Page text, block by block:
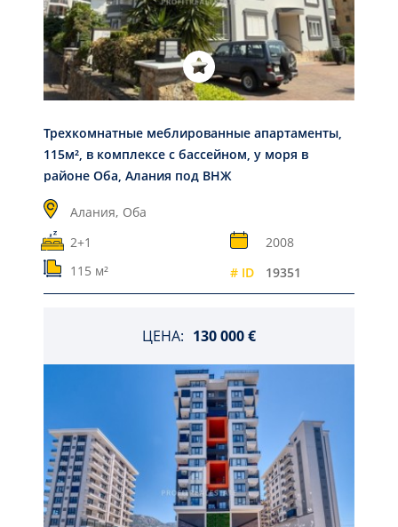
Трехкомнатные меблированные апартаменты,
115м², в комплексе с бассейном, у моря в
районе Оба, Алания под ВНЖ
Алания, Оба
2+1
2008
115 м²
# ID 19351
ЦЕНА: 130 000 €